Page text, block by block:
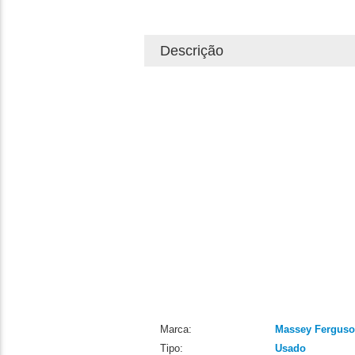
Descrição
Marca:
Massey
Tipo:
Usado